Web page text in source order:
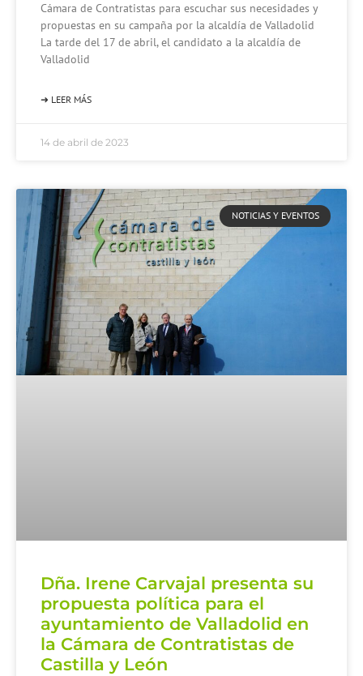
Cámara de Contratistas para escuchar sus necesidades y
propuestas en su campaña por la alcaldía de Valladolid
La tarde del 17 de abril, el candidato a la alcaldía de
Valladolid
➜ LEER MÁS
14 de abril de 2023
NOTICIAS Y EVENTOS
Dña. Irene Carvajal presenta su
propuesta política para el
ayuntamiento de Valladolid en
la Cámara de Contratistas de
Castilla y León